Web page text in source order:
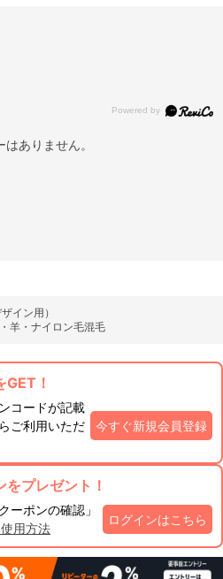
はありません。
イン用）
羊・ナイロン毛混毛
！
コードが記載
ご利用いただ
今すぐ新規会員登録
プレゼント！
ーポンの確認」
用方法
ログインはこちら